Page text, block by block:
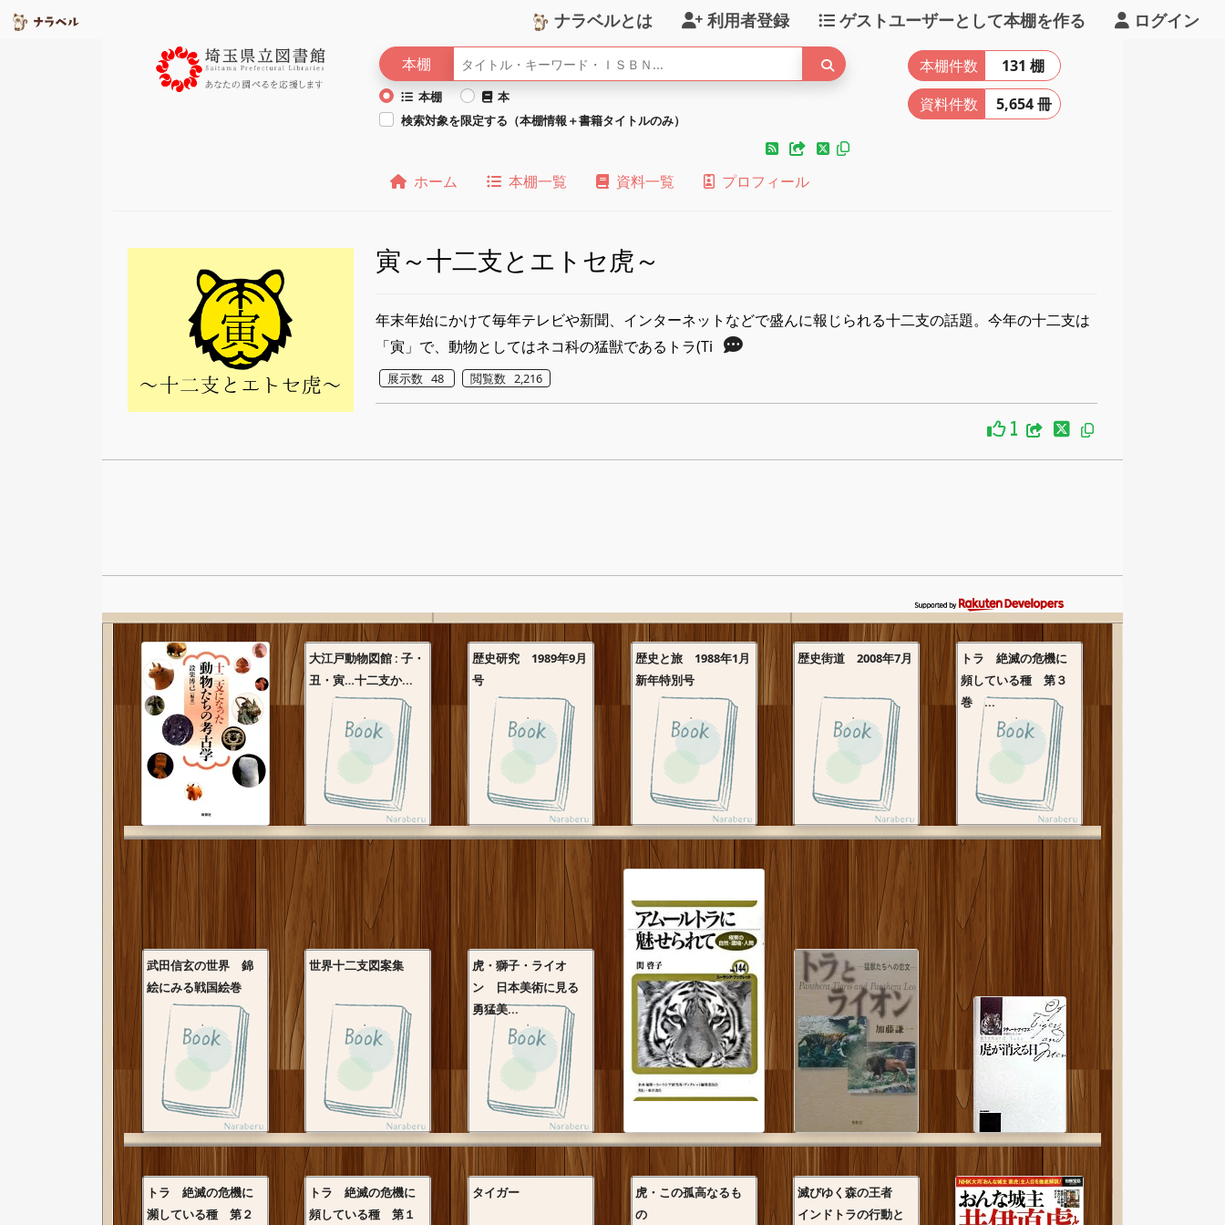
ナラベルとは 利用者登録 ゲストユーザーとして本棚を作る ログイン
本棚
本棚
本
検索対象を限定する（本棚情報＋書籍タイトルのみ）
ホーム 本棚一覧 資料一覧 プロフィール
本棚件数
131 棚
資料件数
5,654 冊
寅～十二支とエトセ虎～
年末年始にかけて毎年テレビや新聞、インターネットなどで盛んに報じられる十二支の話題。今年の十二支は
「寅」で、動物としてはネコ科の猛獣であるトラ(Ti
展示数 48 閲覧数 2,216
1
大江戸動物図館 : 子・
丑・寅…十二支か...
歴史研究 1989年9月
号
歴史と旅 1988年1月
新年特別号
歴史街道 2008年7月
トラ 絶滅の危機に
頻している種 第３
巻 ...
武田信玄の世界 錦
絵にみる戦国絵巻
世界十二支図案集
虎・獅子・ライオ
ン 日本美術に見る
勇猛美...
トラ 絶滅の危機に
瀕している種 第２
トラ 絶滅の危機に
頻している種 第１
タイガー
虎・この孤高なるも
の
滅びゆく森の王者
インドトラの行動と